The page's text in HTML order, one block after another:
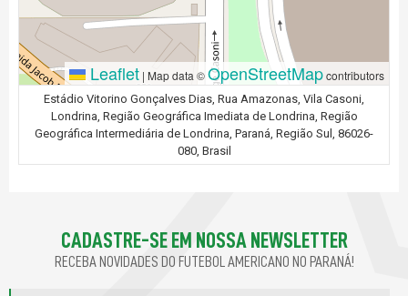
Leaflet | Map data ©OpenStreetMapcontributors
Estádio Vitorino Gonçalves Dias, Rua Amazonas, Vila Casoni,
Londrina, Região Geográfica Imediata de Londrina, Região
Geográfica Intermediária de Londrina, Paraná, Região Sul, 86026-
080, Brasil
CADASTRE-SE EM NOSSA NEWSLETTER
RECEBA NOVIDADES DO FUTEBOL AMERICANO NO PARANÁ!